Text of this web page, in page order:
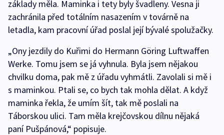
základy měla. Maminka i tety byly švadleny. Vesna ji
zachránila před totálním nasazením v továrně na
letadla, kam pracovní úřad poslal její bývalé spolužačky.
„Ony jezdily do Kuřimi do Hermann Göring Luftwaffen
Werke. Tomu jsem se já vyhnula. Byla jsem nějakou
chvilku doma, pak mě z úřadu vyhmátli. Zavolali si mě i
s maminkou. Ptali se, co bych tak mohla dělat. A když
maminka řekla, že umím šít, tak mě poslali na
Táborskou ulici. Tam měla krejčovskou dílnu nějaká
paní Pušpánová,“ popisuje.